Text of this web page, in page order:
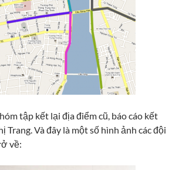
tập kết lại địa điểm cũ, báo cáo kết
Trang. Và đây là một số hình ảnh các đội
về: